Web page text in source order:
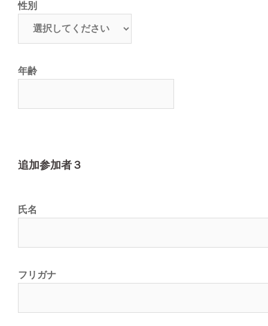
性別
年齢
追加参加者３
氏名
フリガナ